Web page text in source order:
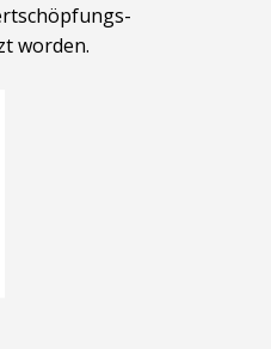
worden.